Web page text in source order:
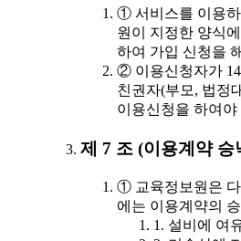
① 서비스를 이용
원이 지정한 양식
하여 가입 신청을
② 이용신청자가
친권자(부모, 법정
이용신청을 하여야
제 7 조 (이용계약 승
① 교육정보원은
에는 이용계약의
1. 설비에 여